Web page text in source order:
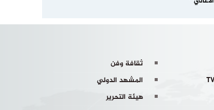
ثقافة وفن
المشهد الدولي
هيئة التحرير